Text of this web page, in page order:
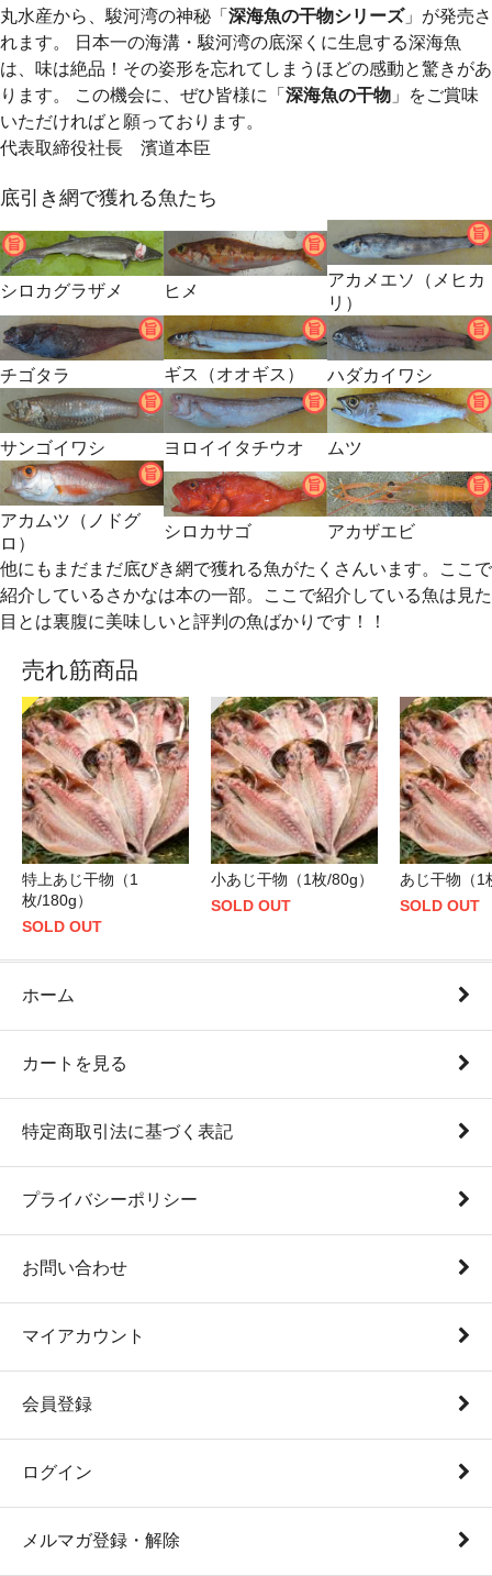
丸水産から、駿河湾の神秘「 深海魚の干物シリーズ」が発売さ
れます。 日本一の海溝・駿河湾の底深くに生息する深海魚
は、味は絶品！その姿形を忘れてしまうほどの感動と驚きがあ
ります。 この機会に、ぜひ皆様に「 深海魚の干物 」をご賞味
いただければと願っております。
代表取締役社長 濱道本臣
底引き網で獲れる魚たち
シロカグラザメ ヒメ
アカメエソ（メヒカ
リ）
チゴタラ ギス（オオギス） ハダカイワシ
サンゴイワシ ヨロイイタチウオ ムツ
アカムツ（ノドグ
ロ）
シロカサゴ
アカザエビ
他にもまだまだ底びき網で獲れる魚がたくさんいます。ここで
紹介しているさかなは本の一部。ここで紹介している魚は見た
目とは裏腹に美味しいと評判の魚ばかりです！！
売れ筋商品
特上あじ干物（1
枚/180g）
SOLD OUT
小あじ干物（1枚/80g）
SOLD OUT
あじ干物（1
SOLD OUT
ホーム
カートを見る
特定商取引法に基づく表記
プライバシーポリシー
お問い合わせ
マイアカウント
会員登録
ログイン
メルマガ登録・解除